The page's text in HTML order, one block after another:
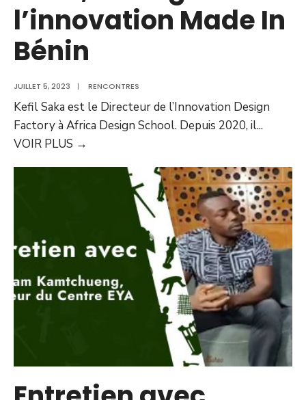
l’innovation Made In
Bénin
JUILLET 5, 2023 | RENCONTRES
Kefil Saka est le Directeur de l’Innovation Design
Factory à Africa Design School. Depuis 2020, il...
VOIR PLUS →